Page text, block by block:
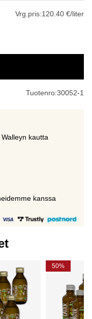
Vrg.pris:120.40 €/liter
Tuotenro:30052-1
kautta
kanssa
50%